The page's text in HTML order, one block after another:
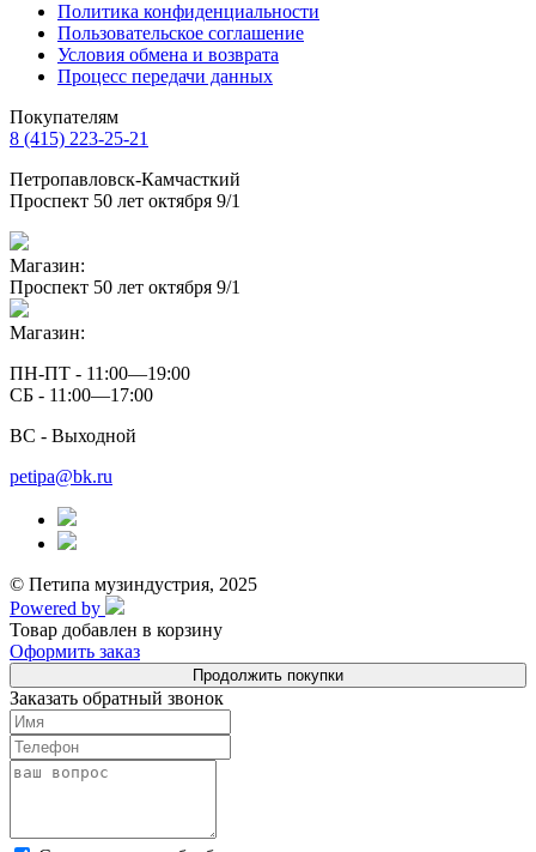
Политика конфиденциальности
Пользовательское соглашение
Условия обмена и возврата
Процесс передачи данных
Покупателям
8 (415) 223-25-21
Петропавловск-Камчасткий
Проспект 50 лет октября 9/1
Магазин:
Проспект 50 лет октября 9/1
Магазин:
ПН-ПТ - 11:00—19:00
СБ - 11:00—17:00
ВС - Выходной
petipa@bk.ru
© Петипа музиндустрия, 2025
Powered by
Товар добавлен в корзину
Оформить заказ
Продолжить покупки
Заказать обратный звонок